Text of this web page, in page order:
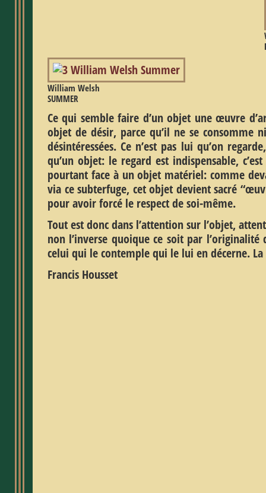
William Welsh
SUMMER
Ce qui semble faire d’un objet une œuvre
objet de désir, parce qu’il ne se consomme
désintéressées. Ce n’est pas lui qu’on
qu’un objet: le regard est indispensable,
pourtant face à un objet matériel: comme
via ce subterfuge, cet objet devient sacré
pour avoir forcé le respect de soi-même.
Tout est donc dans l’attention sur l’objet,
non l’inverse quoique ce soit par l’originalité
celui qui le contemple qui le lui en décerne.
Francis Housset